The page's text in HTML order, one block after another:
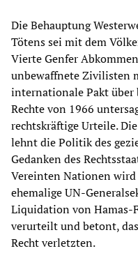
Die Behauptung
Tötens sei mit dem
Vierte Genfer
unbewaffnete Zivilisten
internationale Pakt
Rechte von 1966
rechtskräftige Urteile.
lehnt die Politik des
Gedanken des
Vereinten Nationen
ehemalige UN-
Liquidation von Hamas-
verurteilt und betont,
Recht verletzten.